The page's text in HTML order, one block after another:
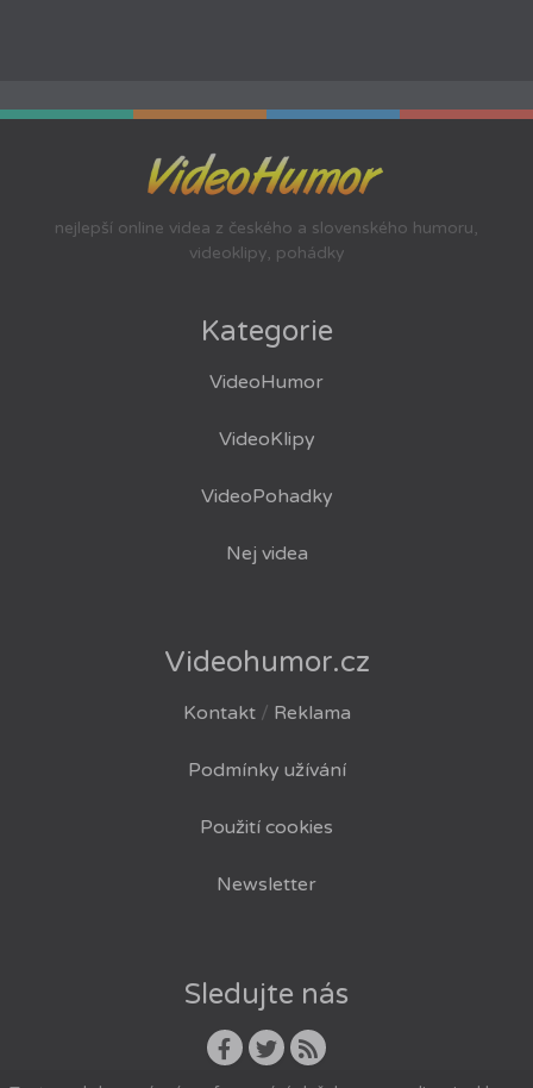
nejlepší online videa z českého a slovenského humoru,
videoklipy, pohádky
Kategorie
VideoHumor
VideoKlipy
VideoPohadky
Nej videa
Videohumor.cz
Kontakt/ Reklama
Podmínky užívání
Použití cookies
Newsletter
Sledujte nás